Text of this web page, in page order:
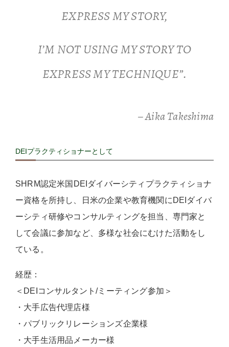
EXPRESS MY STORY,
I’M NOT USING MY STORY TO
EXPRESS MY TECHNIQUE”.
– Aika Takeshima
DEIプラクティショナーとして
SHRM認定米国DEIダイバーシティプラクティショナ
ー資格を所持し、日米の企業や教育機関にDEIダイバ
ーシティ研修やコンサルティングを担当、専門家と
して会議に参加など、多様な社会にむけた活動をし
ている。
経歴：
＜DEIコンサルタント/ミーティング参加＞
・大手広告代理店様
・パブリックリレーションズ企業様
・大手生活用品メーカー様